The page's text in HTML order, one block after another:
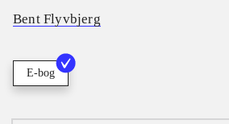
Bent Flyvbjerg
E-bog